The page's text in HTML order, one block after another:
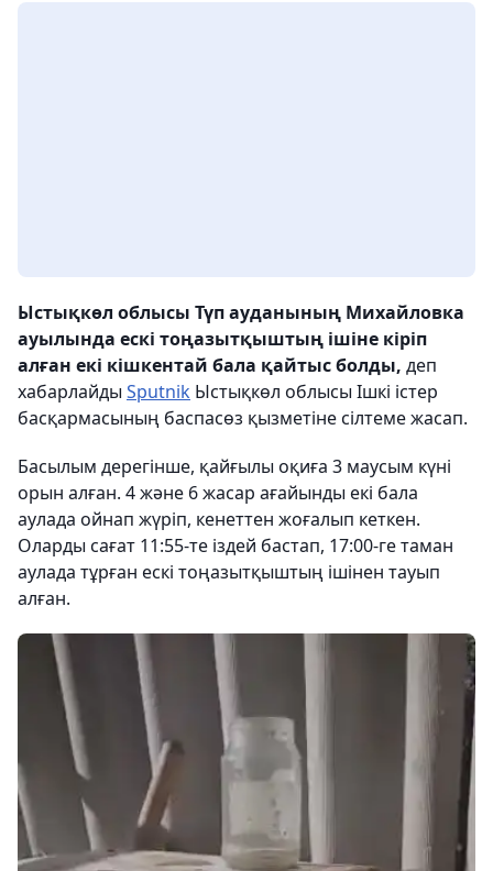
Ыстықкөл облысы Түп ауданының Михайловка
ауылында ескі тоңазытқыштың ішіне кіріп
алған екі кішкентай бала қайтыс болды, деп
хабарлайды Sputnik Ыстықкөл облысы Ішкі істер
басқармасының баспасөз қызметіне сілтеме жасап.
Басылым дерегінше, қайғылы оқиға 3 маусым күні
орын алған. 4 және 6 жасар ағайынды екі бала
аулада ойнап жүріп, кенеттен жоғалып кеткен.
Оларды сағат 11:55-те іздей бастап, 17:00-ге таман
аулада тұрған ескі тоңазытқыштың ішінен тауып
алған.